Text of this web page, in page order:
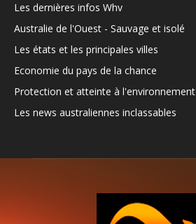
Les dernières infos Whv
Australie de l'Ouest - Sauvage et isolé
Les états et les principales villes
Economie du pays de la chance
Protection et atteinte à l'environnement
Les news australiennes inclassables